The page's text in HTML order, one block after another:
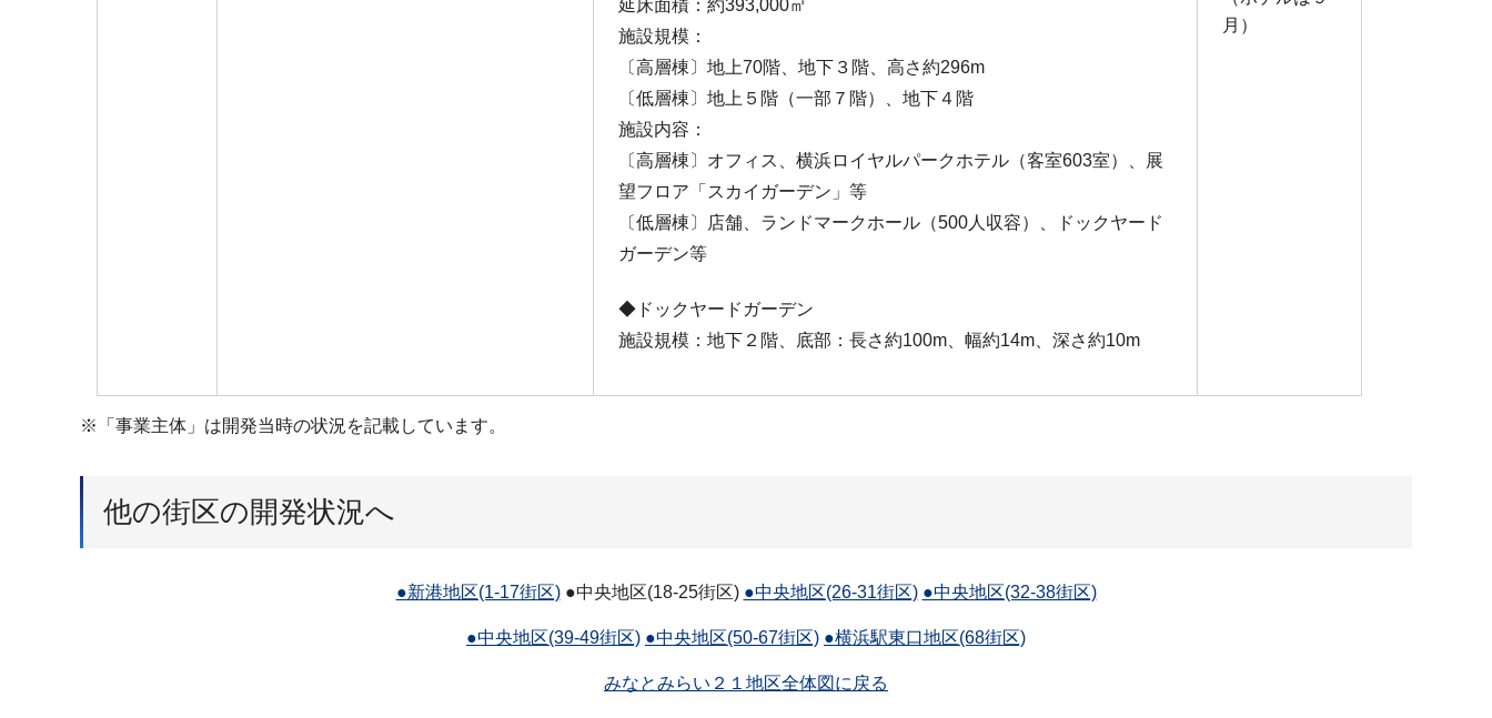
延床面積：約393,000㎡
施設規模：
〔高層棟〕地上70階、地下３階、高さ約296m
〔低層棟〕地上５階（一部７階）、地下４階
施設内容：
〔高層棟〕オフィス、横浜ロイヤルパークホテル（客室603室）、展
望フロア「スカイガーデン」等
〔低層棟〕店舗、ランドマークホール（500人収容）、ドックヤード
ガーデン等
◆ドックヤードガーデン
施設規模：地下２階、底部：長さ約100m、幅約14m、深さ約10m
月）
※「事業主体」は開発当時の状況を記載しています。
他の街区の開発状況へ
●新港地区(1-17街区)●中央地区(18-25街区) ●中央地区(26-31街区) ●中央地区(32-38街区)
●中央地区(39-49街区) ●中央地区(50-67街区) ●横浜駅東口地区(68街区)
みなとみらい２１地区全体図に戻る